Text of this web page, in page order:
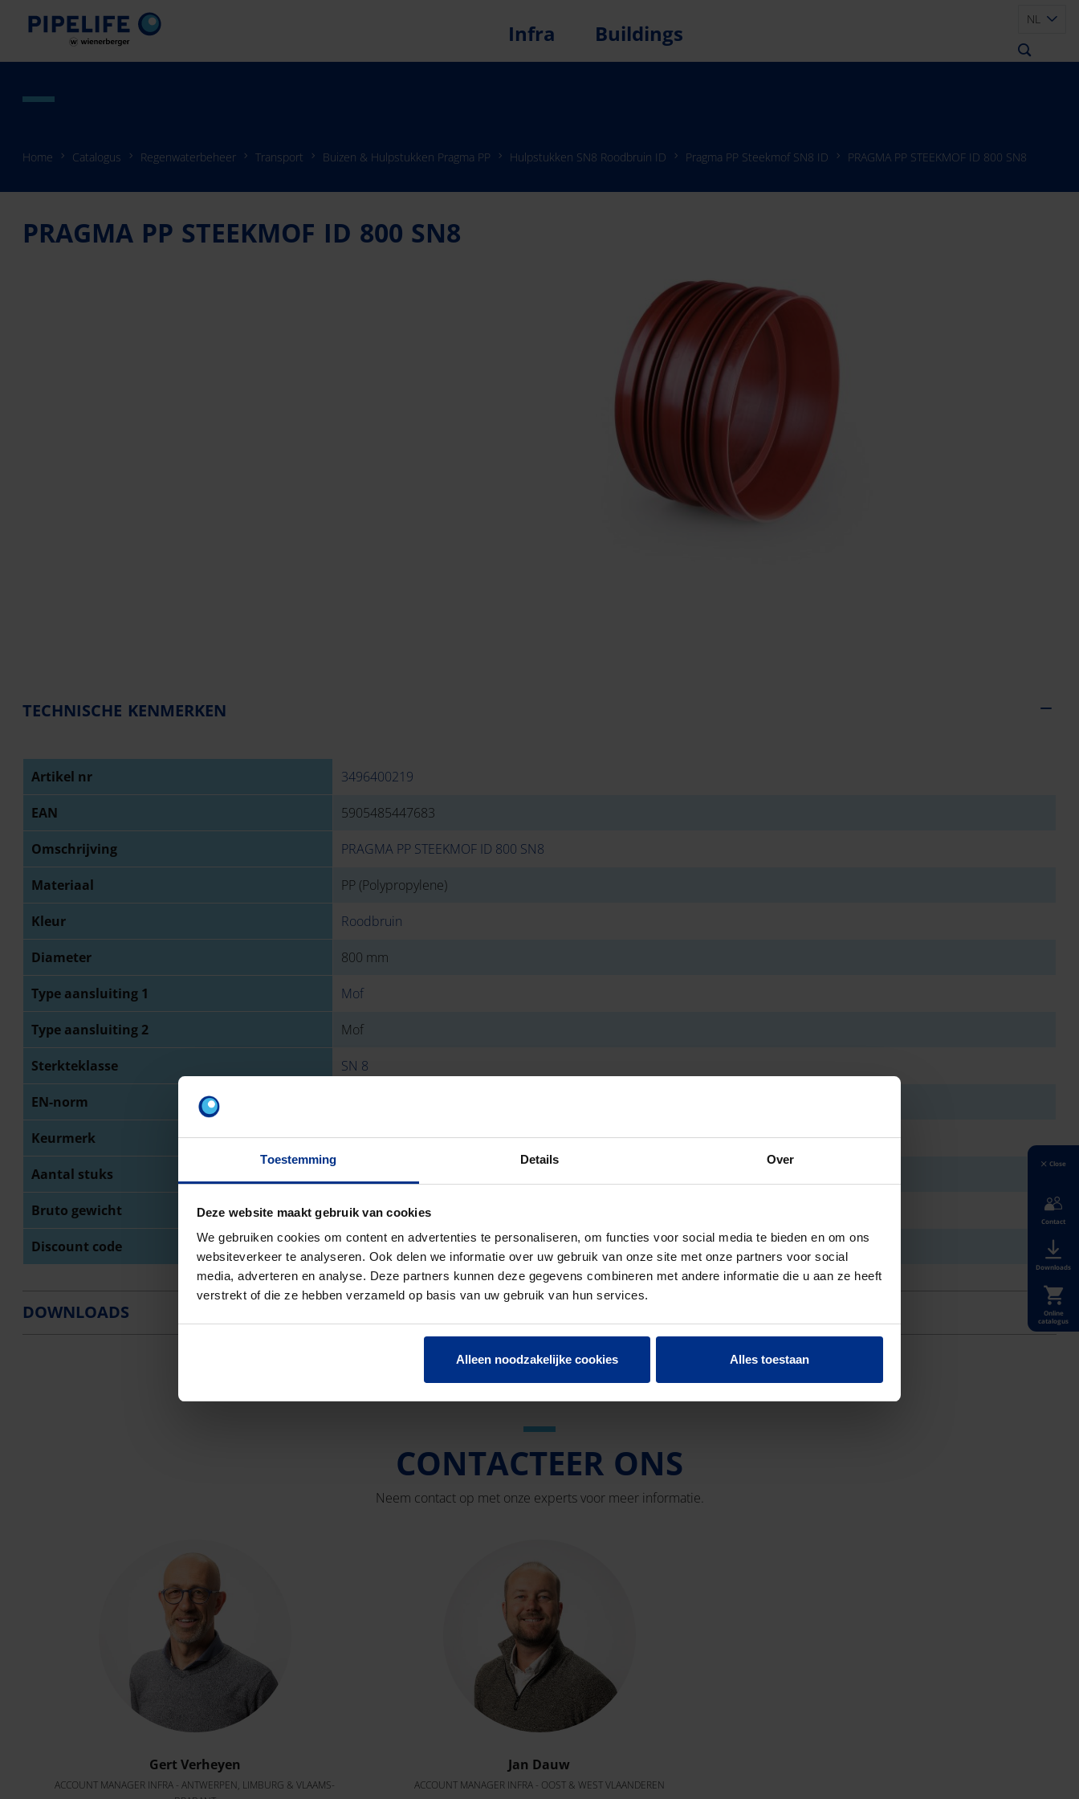
Toestemming Details Over
Deze website maakt gebruik van cookies
We gebruiken cookies om content en advertenties te personaliseren, om functies voor social media te bieden en om ons
websiteverkeer te analyseren. Ook delen we informatie over uw gebruik van onze site met onze partners voor social
media, adverteren en analyse. Deze partners kunnen deze gegevens combineren met andere informatie die u aan ze heeft
verstrekt of die ze hebben verzameld op basis van uw gebruik van hun services.
Alleen noodzakelijke cookies Alles toestaan
Infra Buildings
NL
Home Catalogus Regenwaterbeheer Transport Buizen & Hulpstukken Pragma PP Hulpstukken SN8 Roodbruin ID Pragma PP Steekmof SN8 ID PRAGMA PP STEEKMOF ID 800 SN8
PRAGMA PP STEEKMOF ID 800 SN8
TECHNISCHE KENMERKEN
Artikel nr 3496400219
EAN 5905485447683
Omschrijving PRAGMA PP STEEKMOF ID 800 SN8
Materiaal PP (Polypropylene)
Kleur Roodbruin
Diameter 800 mm
Type aansluiting 1 Mof
Type aansluiting 2 Mof
Sterkteklasse SN 8
EN-norm
Keurmerk BENOR
Aantal stuks
Bruto gewicht 20
Discount code O41
DOWNLOADS
CONTACTEER ONS
Neem contact op met onze experts voor meer informatie.
Gert Verheyen
ACCOUNT MANAGER INFRA - ANTWERPEN, LIMBURG & VLAAMS-
Jan Dauw
ACCOUNT MANAGER INFRA - OOST & WEST VLAANDEREN
Close
Contact
Downloads
Online
catalogus